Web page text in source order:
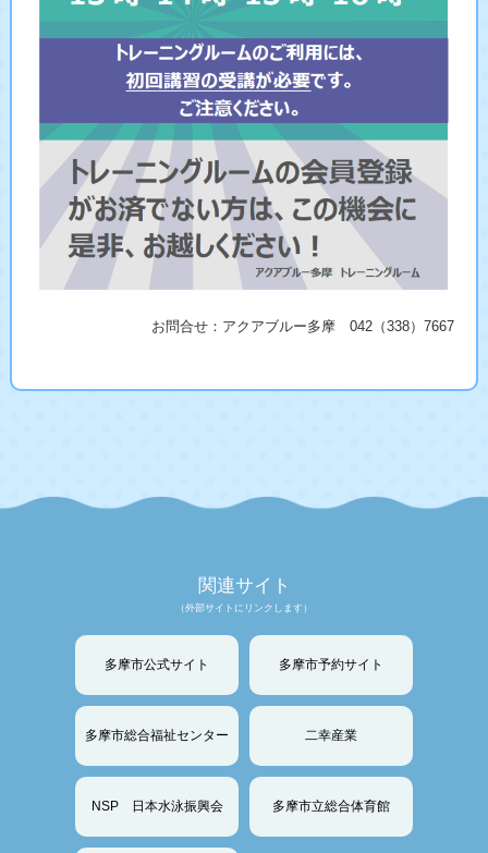
お問合せ：アクアブルー多摩 042（338）7667
関連サイト
（外部サイトにリンクします）
多摩市公式サイト 多摩市予約サイト
多摩市総合福祉センター 二幸産業
NSP 日本水泳振興会 多摩市立総合体育館